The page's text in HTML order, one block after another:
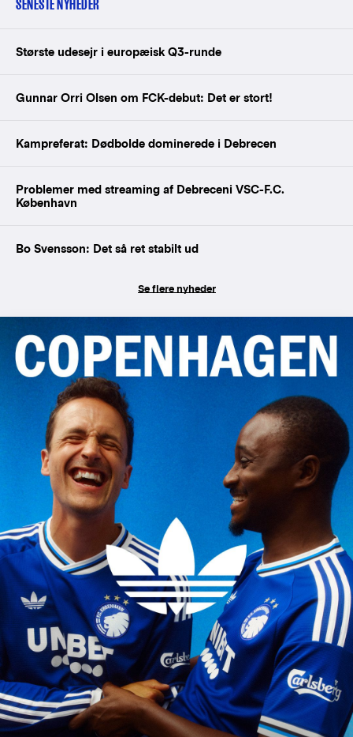
SENESTE NYHEDER
Største udesejr i europæisk Q3-runde
Gunnar Orri Olsen om FCK-debut: Det er stort!
Kampreferat: Dødbolde dominerede i Debrecen
Problemer med streaming af Debreceni VSC-F.C.
København
Bo Svensson: Det så ret stabilt ud
Se flere nyheder